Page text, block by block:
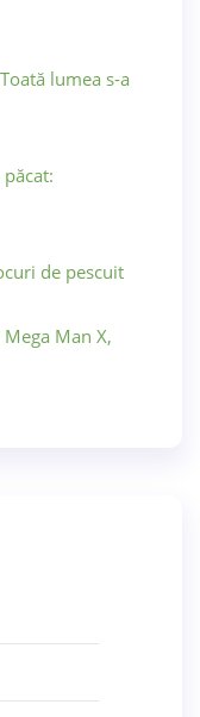
lumea s-a
de pescuit
Man X,